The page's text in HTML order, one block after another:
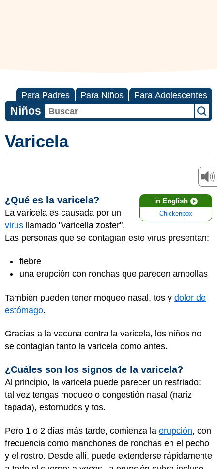
Para Padres Para Niños Para Adolescentes
Niños
Varicela
in English
Chickenpox
¿Qué es la varicela?
La varicela es causada por un
virus llamado "varicella zoster".
Las personas que se contagian este virus presentan:
fiebre
una erupción con ronchas que parecen ampollas
También pueden tener moqueo nasal, tos y dolor de
estómago.
Gracias a la vacuna contra la varicela, los niños no
se contagian tanto la varicela como antes.
¿Cuáles son los signos de la varicela?
Al principio, la varicela puede parecer un resfriado:
tal vez tengas moqueo o congestión nasal (nariz
tapada), estornudos y tos.
Pero 1 o 2 días más tarde, comienza la erupción, con
frecuencia como manchones de ronchas en el pecho
y el rostro. Desde allí, puede extenderse rápidamente